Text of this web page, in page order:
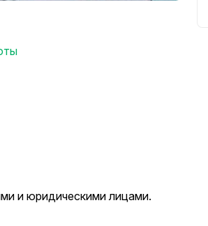
и юридическими лицами.